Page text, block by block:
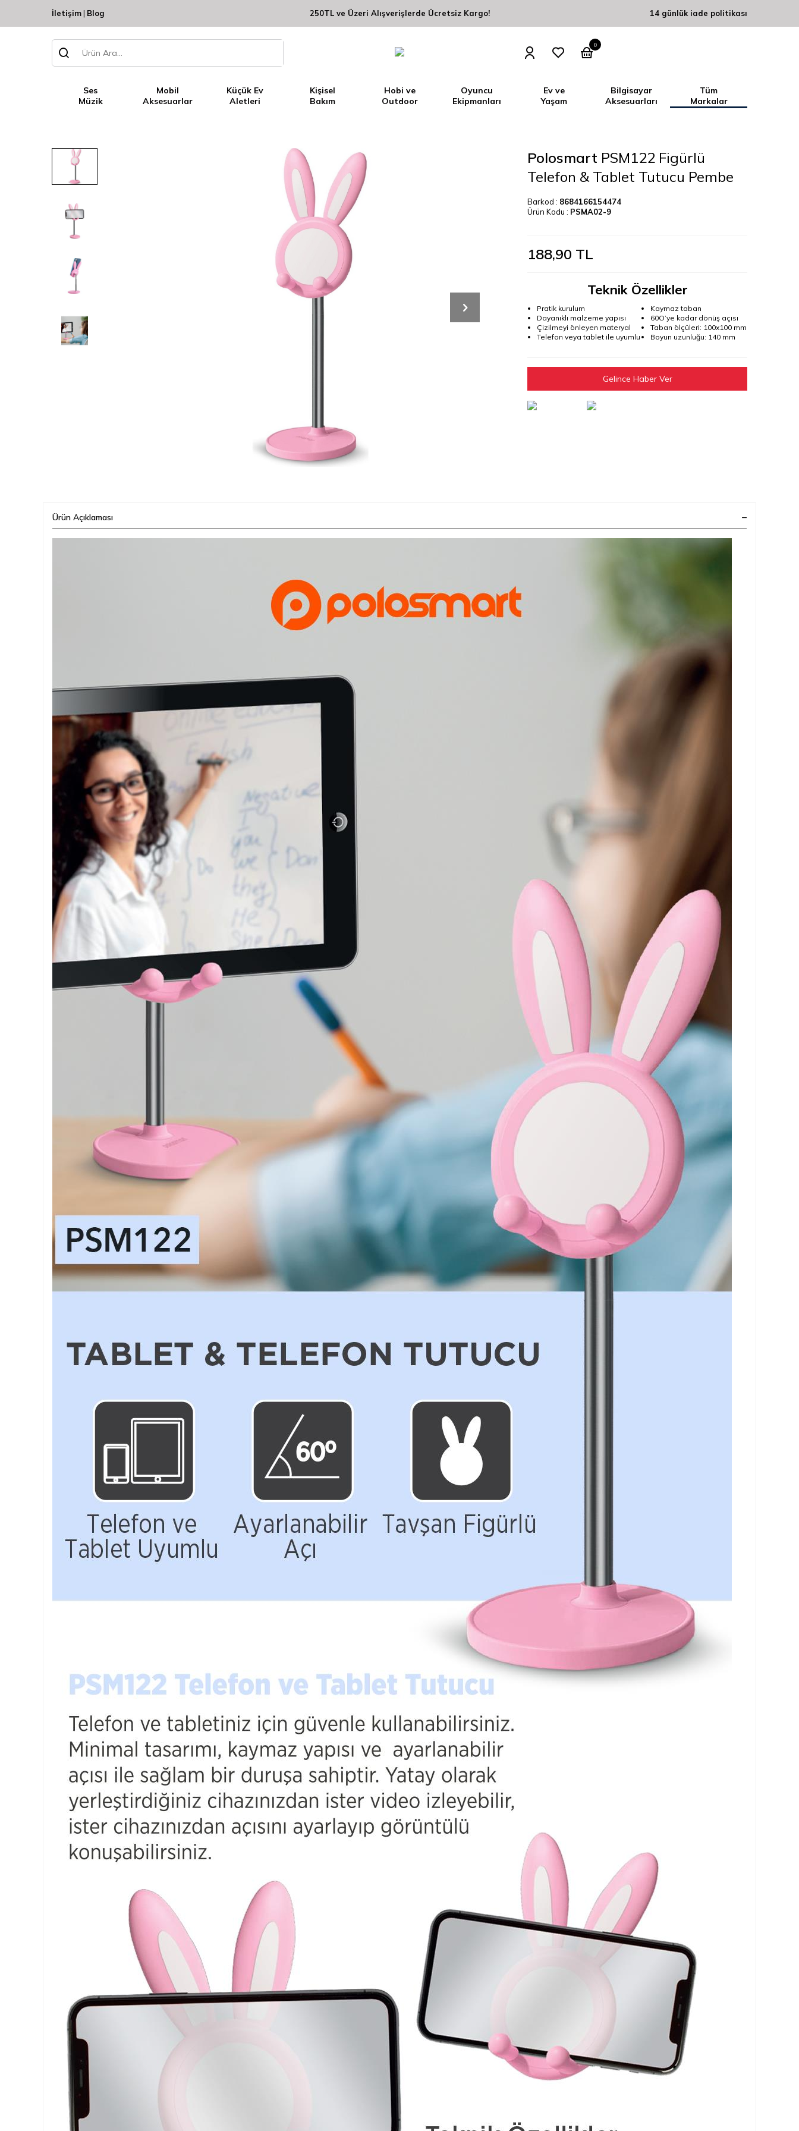
İletişim| Blog 250TL ve Üzeri Alışverişlerde Ücretsiz Kargo! 14 günlük iade politikası
0
Ses
Müzik
Mobil
Aksesuarlar
Küçük Ev
Aletleri
Kişisel
Bakım
Hobi ve
Outdoor
Oyuncu
Ekipmanları
Ev ve
Yaşam
Bilgisayar
Aksesuarları
Tüm
Markalar
Polosmart PSM122 Figürlü
Telefon & Tablet Tutucu Pembe
Barkod : 8684166154474
Ürün Kodu : PSMA02-9
188,90 TL
Teknik Özellikler
Pratik kurulum
Dayanıklı malzeme yapısı
Çizilmeyi önleyen materyal
Telefon veya tablet ile uyumlu
Kaymaz taban
60O’ye kadar dönüş açısı
Taban ölçüleri: 100x100 mm
Boyun uzunluğu: 140 mm
Gelince Haber Ver
Ürün Açıklaması